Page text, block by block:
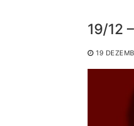
19/12
19